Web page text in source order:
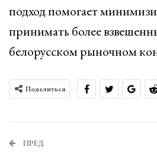
подход помогает
принимать более
белорусском рыночном
Поделиться
ПРЕД